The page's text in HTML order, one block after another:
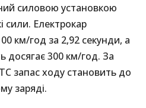
силовою установкою
сили. Електрокар
км/год за 2,92 секунди, а
досягає 300 км/год. За
запас ходу становить до
заряді.